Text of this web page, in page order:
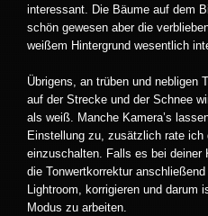
interessant. Die Bäume auf dem
schön gewesen aber die
weißem Hintergrund wesentlich
Übrigens, an trüben und nebligen
auf der Strecke und der Schnee
als weiß. Manche Kamera’s
Einstellung zu, zusätzlich rate ich
einzuschalten. Falls es bei deiner
die Tonwertkorrektur
Lightroom, korrigieren und darum
Modus zu arbeiten.